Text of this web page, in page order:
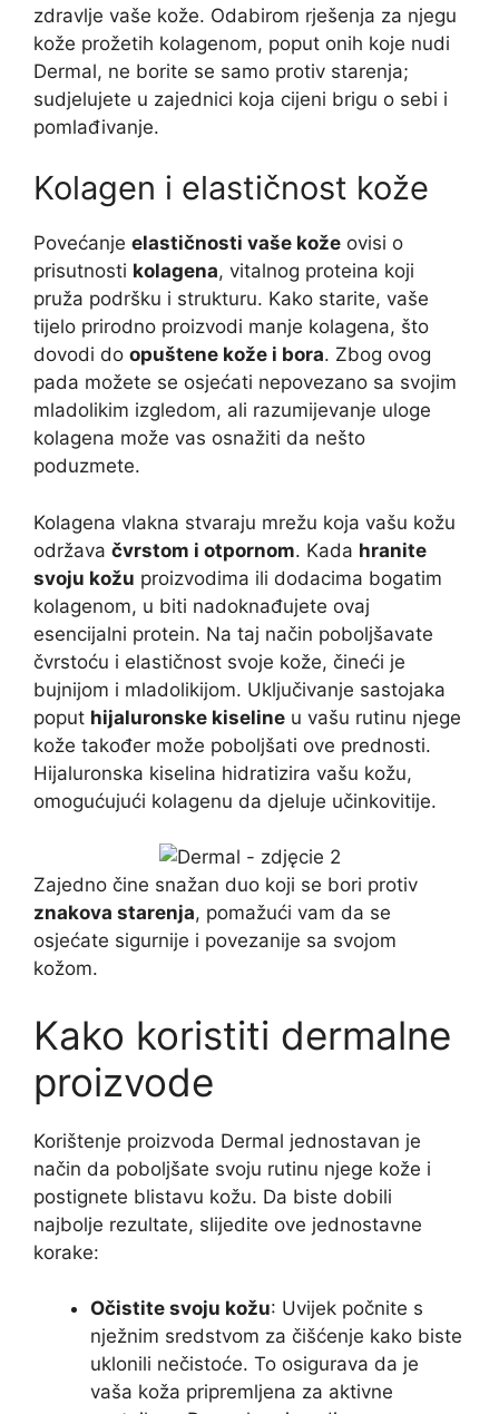
zdravlje vaše kože. Odabirom rješenja za njegu
kože prožetih kolagenom, poput onih koje nudi
Dermal, ne borite se samo protiv starenja;
sudjelujete u zajednici koja cijeni brigu o sebi i
pomlađivanje.
Kolagen i elastičnost kože
Povećanje elastičnosti vaše kože ovisi o
prisutnosti kolagena, vitalnog proteina koji
pruža podršku i strukturu. Kako starite, vaše
tijelo prirodno proizvodi manje kolagena, što
dovodi do opuštene kože i bora. Zbog ovog
pada možete se osjećati nepovezano sa svojim
mladolikim izgledom, ali razumijevanje uloge
kolagena može vas osnažiti da nešto
poduzmete.
Kolagena vlakna stvaraju mrežu koja vašu kožu
održava čvrstom i otpornom. Kada hranite
svoju kožu proizvodima ili dodacima bogatim
kolagenom, u biti nadoknađujete ovaj
esencijalni protein. Na taj način poboljšavate
čvrstoću i elastičnost svoje kože, čineći je
bujnijom i mladolikijom. Uključivanje sastojaka
poput hijaluronske kiseline u vašu rutinu njege
kože također može poboljšati ove prednosti.
Hijaluronska kiselina hidratizira vašu kožu,
omogućujući kolagenu da djeluje učinkovitije.
Zajedno čine snažan duo koji se bori protiv
znakova starenja, pomažući vam da se
osjećate sigurnije i povezanije sa svojom
kožom.
Kako koristiti dermalne
proizvode
Korištenje proizvoda Dermal jednostavan je
način da poboljšate svoju rutinu njege kože i
postignete blistavu kožu. Da biste dobili
najbolje rezultate, slijedite ove jednostavne
korake:
Očistite svoju kožu: Uvijek počnite s
nježnim sredstvom za čišćenje kako biste
uklonili nečistoće. To osigurava da je
vaša koža pripremljena za aktivne